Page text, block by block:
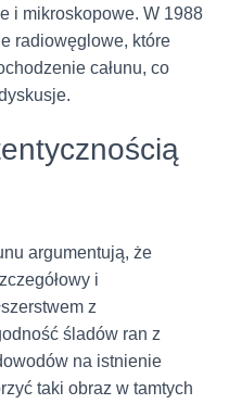
i mikroskopowe. W 1988
radiowęglowe, które
całunu, co
argumentują, że
i
z
śladów ran z
na istnienie
taki obraz w tamtych